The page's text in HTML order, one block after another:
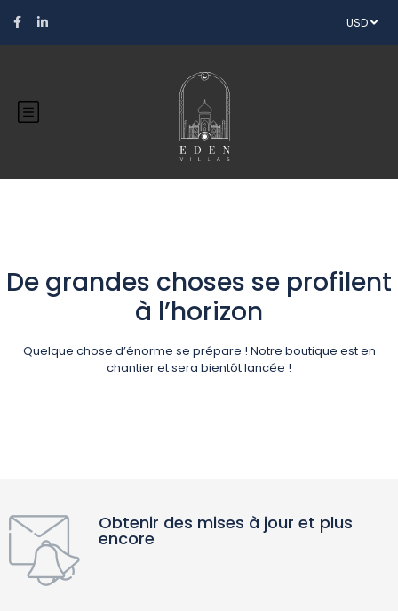
USD
De grandes choses se profilent
à l’horizon
Quelque chose d’énorme se prépare ! Notre boutique est en
chantier et sera bientôt lancée !
Obtenir des mises à jour et plus
encore